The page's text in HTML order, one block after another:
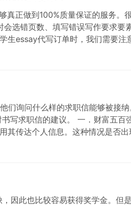
正做到100%质量保证的服务。
选错页数、填写错误写作要求要
essay代写订单时，我们需要注
MLA或者其他style；…
们询问什么样的求职信能够被接
写求职信的建议。 一．财富五百
其传达个人信息。这种情况是否出
此也比较容易获得奖学金。但